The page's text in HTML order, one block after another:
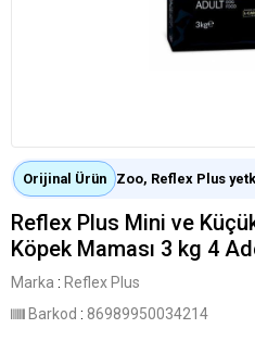
Orijinal Ürün Zoo, Reflex Plus
Reflex Plus Mini ve
Köpek Maması 3 kg 4
Marka : Reflex Plus
Barkod : 86989950034214